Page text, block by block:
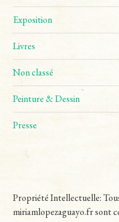
Exposition
Livres
Non classé
Peinture & Dessin
Presse
Propriété Intellectuelle:
miriamlopezaguayo.fr sont